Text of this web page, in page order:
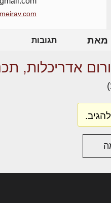
מאת תגובות
אדריכלות,